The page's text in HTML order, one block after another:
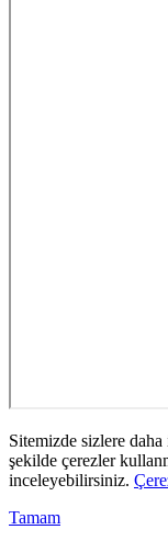
Sitemizde sizlere
şekilde çerezler
inceleyebilirsiniz.
Tamam